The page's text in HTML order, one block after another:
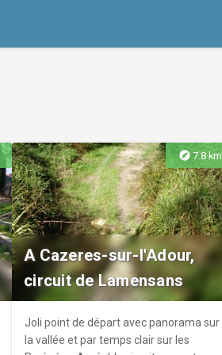
explore 7.8 km
A Cazeres-sur-l'Adour,
circuit de Lamensans
Joli point de départ avec panorama sur
la vallée et par temps clair sur les